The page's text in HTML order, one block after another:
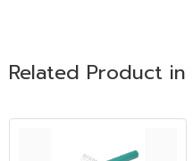
Related Product in